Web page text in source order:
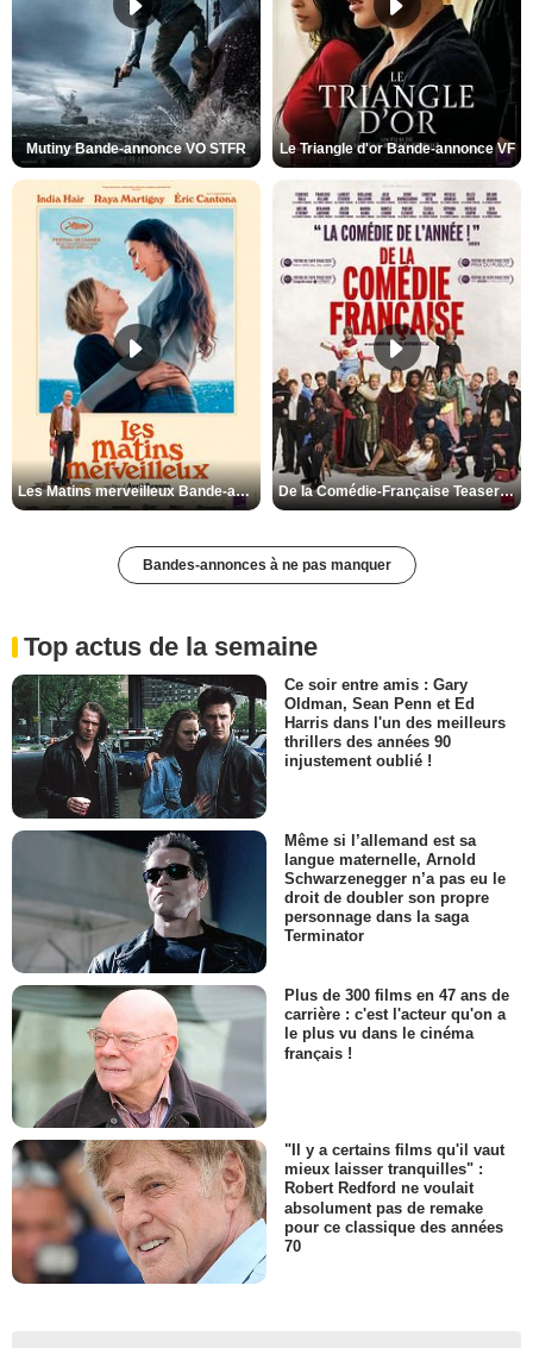
Mutiny Bande-annonce VO STFR Le Triangle d'or Bande-annonce VF
Les Matins merveilleux Bande-annonce VF De la Comédie-Française Teaser VF
Bandes-annonces à ne pas manquer
Top actus de la semaine
Ce soir entre amis : Gary
Oldman, Sean Penn et Ed
Harris dans l'un des meilleurs
thrillers des années 90
injustement oublié !
Même si l’allemand est sa
langue maternelle, Arnold
Schwarzenegger n’a pas eu le
droit de doubler son propre
personnage dans la saga
Terminator
Plus de 300 films en 47 ans de
carrière : c'est l'acteur qu'on a
le plus vu dans le cinéma
français !
"Il y a certains films qu'il vaut
mieux laisser tranquilles" :
Robert Redford ne voulait
absolument pas de remake
pour ce classique des années
70